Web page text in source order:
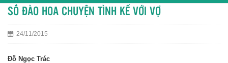
SỐ ĐÀO HOA CHUYỆN TÌNH KỂ VỚI VỢ
24/11/2015
Đỗ Ngọc Trác